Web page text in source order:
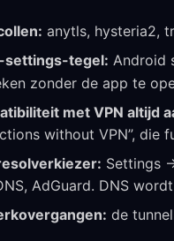
anytls, hysteria2,
settings-tegel: Android
zonder de app te
met VPN altijd
without VPN”, die
Settings
AdGuard. DNS
de